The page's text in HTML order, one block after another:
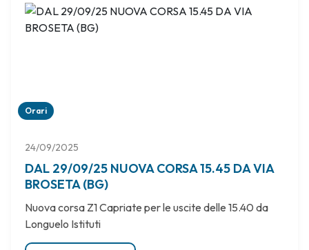
Orari
24/09/2025
DAL 29/09/25 NUOVA CORSA 15.45 DA VIA
BROSETA (BG)
Nuova corsa Z1 Capriate per le uscite delle 15.40 da
Longuelo Istituti